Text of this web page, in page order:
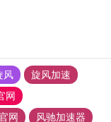
风
旋风加速
网
网
风驰加速器